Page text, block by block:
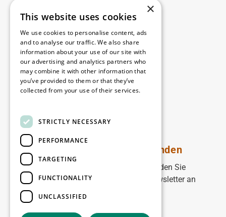
Rechtliches
Disclaimer
Privacy policy
Cookie policy
Kontakt
Bleiben Sie auf dem Laufenden
Bleiben Sie auf dem Laufenden: Melden Sie
sich für unseren WDP Marketing-Newsletter an
×
This website uses cookies
We use cookies to personalise content, ads
and to analyse our traffic. We also share
information about your use of our site with
our advertising and analytics partners who
may combine it with other information that
you’ve provided to them or that they’ve
collected from your use of their services.
STRICTLY NECESSARY
PERFORMANCE
TARGETING
FUNCTIONALITY
UNCLASSIFIED